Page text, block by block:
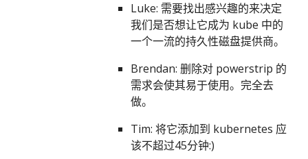
Luke: 需要找出感兴趣的来决定
我们是否想让它成为 kube 中的
一个一流的持久性磁盘提供商。
Brendan: 删除对 powerstrip 的
需求会使其易于使用。完全去
做。
Tim: 将它添加到 kubernetes 应
该不超过45分钟:)